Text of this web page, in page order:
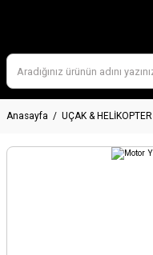
Anasayfa UÇAK & HELİKOPTER